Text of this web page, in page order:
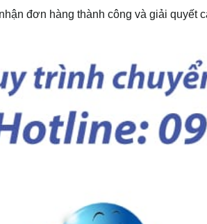
đơn hàng thành công và giải quyết